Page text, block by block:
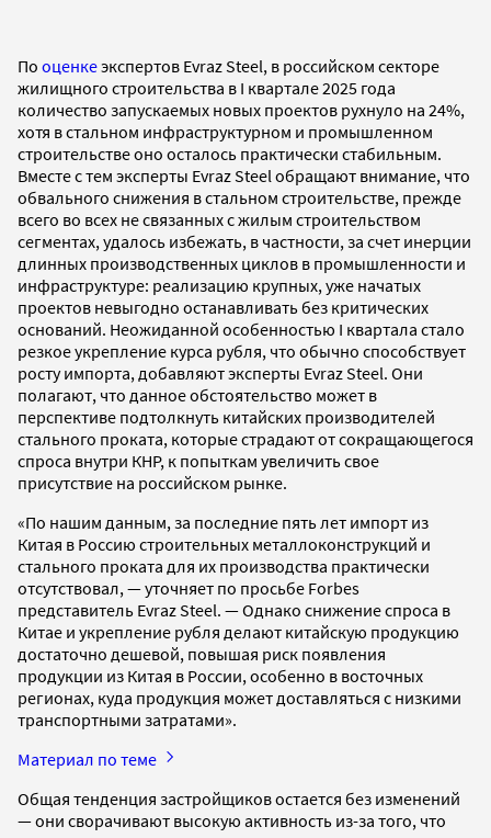
По оценкеэкспертов Evraz Steel, в российском секторе
жилищного строительства в I квартале 2025 года
количество запускаемых новых проектов рухнуло на 24%,
хотя в стальном инфраструктурном и промышленном
строительстве оно осталось практически стабильным.
Вместе с тем эксперты Evraz Steel обращают внимание, что
обвального снижения в стальном строительстве, прежде
всего во всех не связанных с жилым строительством
сегментах, удалось избежать, в частности, за счет инерции
длинных производственных циклов в промышленности и
инфраструктуре: реализацию крупных, уже начатых
проектов невыгодно останавливать без критических
оснований. Неожиданной особенностью I квартала стало
резкое укрепление курса рубля, что обычно способствует
росту импорта, добавляют эксперты Evraz Steel. Они
полагают, что данное обстоятельство может в
перспективе подтолкнуть китайских производителей
стального проката, которые страдают от сокращающегося
спроса внутри КНР, к попыткам увеличить свое
присутствие на российском рынке.
«По нашим данным, за последние пять лет импорт из
Китая в Россию строительных металлоконструкций и
стального проката для их производства практически
отсутствовал, — уточняет по просьбе Forbes
представитель Evraz Steel. — Однако снижение спроса в
Китае и укрепление рубля делают китайскую продукцию
достаточно дешевой, повышая риск появления
продукции из Китая в России, особенно в восточных
регионах, куда продукция может доставляться с низкими
транспортными затратами».
Материал по теме
Общая тенденция застройщиков остается без изменений
— они сворачивают высокую активность из-за того, что